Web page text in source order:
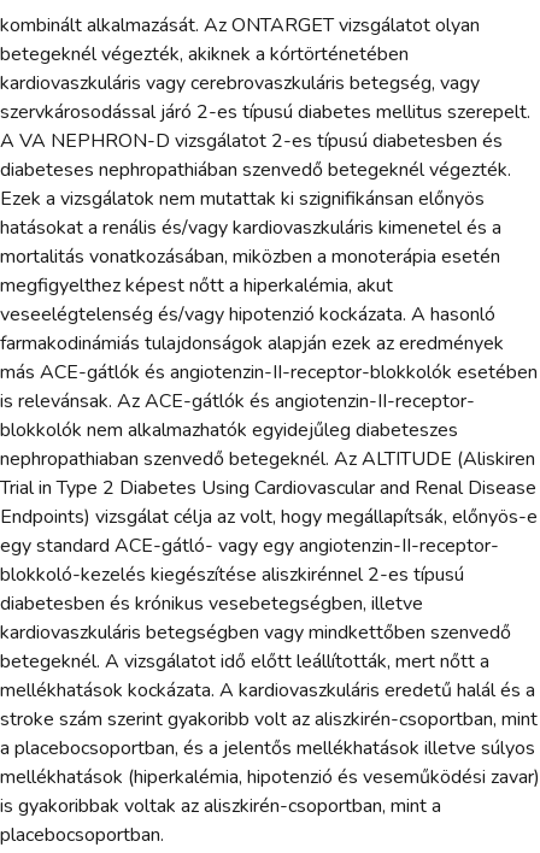
kombinált alkalmazását. Az ONTARGET vizsgálatot olyan
betegeknél végezték, akiknek a kórtörténetében
kardiovaszkuláris vagy cerebrovaszkuláris betegség, vagy
szervkárosodással járó 2-es típusú diabetes mellitus szerepelt.
A VA NEPHRON-D vizsgálatot 2-es típusú diabetesben és
diabeteses nephropathiában szenvedő betegeknél végezték.
Ezek a vizsgálatok nem mutattak ki szignifikánsan előnyös
hatásokat a renális és/vagy kardiovaszkuláris kimenetel és a
mortalitás vonatkozásában, miközben a monoterápia esetén
megfigyelthez képest nőtt a hiperkalémia, akut
veseelégtelenség és/vagy hipotenzió kockázata. A hasonló
farmakodinámiás tulajdonságok alapján ezek az eredmények
más ACE-gátlók és angiotenzin-II-receptor-blokkolók esetében
is relevánsak. Az ACE-gátlók és angiotenzin-II-receptor-
blokkolók nem alkalmazhatók egyidejűleg diabeteszes
nephropathiaban szenvedő betegeknél. Az ALTITUDE (Aliskiren
Trial in Type 2 Diabetes Using Cardiovascular and Renal Disease
Endpoints) vizsgálat célja az volt, hogy megállapítsák, előnyös-e
egy standard ACE-gátló- vagy egy angiotenzin-II-receptor-
blokkoló-kezelés kiegészítése aliszkirénnel 2-es típusú
diabetesben és krónikus vesebetegségben, illetve
kardiovaszkuláris betegségben vagy mindkettőben szenvedő
betegeknél. A vizsgálatot idő előtt leállították, mert nőtt a
mellékhatások kockázata. A kardiovaszkuláris eredetű halál és a
stroke szám szerint gyakoribb volt az aliszkirén-csoportban, mint
a placebocsoportban, és a jelentős mellékhatások illetve súlyos
mellékhatások (hiperkalémia, hipotenzió és veseműködési zavar)
is gyakoribbak voltak az aliszkirén-csoportban, mint a
placebocsoportban.